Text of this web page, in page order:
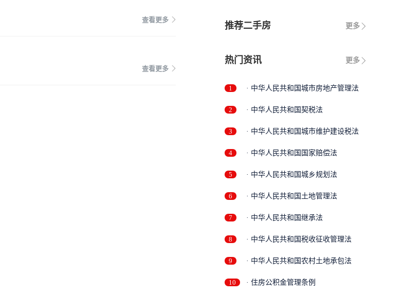
查看更多
查看更多
更多
推荐二手房
更多
热门资讯
1 · 中华人民共和国城市房地产管理法
2 · 中华人民共和国契税法
3 · 中华人民共和国城市维护建设税法
4 · 中华人民共和国国家赔偿法
5 · 中华人民共和国城乡规划法
6 · 中华人民共和国土地管理法
7 · 中华人民共和国继承法
8 · 中华人民共和国税收征收管理法
9 · 中华人民共和国农村土地承包法
10 · 住房公积金管理条例